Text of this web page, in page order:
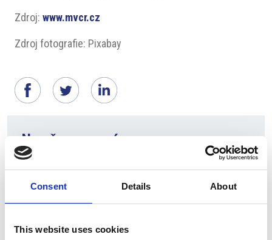
Consent Details About
This website uses cookies
Zdroj: www.mvcr.cz
Zdroj fotografie: Pixabay
Navrženo pro vás